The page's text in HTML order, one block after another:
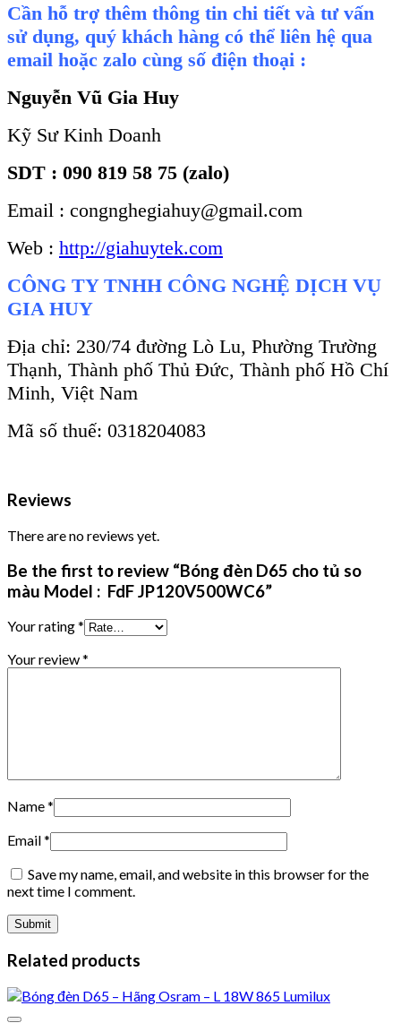
Cần hỗ trợ thêm thông tin chi tiết và tư vấn
sử dụng, quý khách hàng có thể liên hệ qua
email hoặc zalo cùng số điện thoại :
Nguyễn Vũ Gia Huy
Kỹ Sư Kinh Doanh
SDT : 090 819 58 75 (zalo)
Email : congnghegiahuy@gmail.com
Web : http://giahuytek.com
CÔNG TY TNHH CÔNG NGHỆ DỊCH VỤ
GIA HUY
Địa chỉ: 230/74 đường Lò Lu, Phường Trường
Thạnh, Thành phố Thủ Đức, Thành phố Hồ Chí
Minh, Việt Nam
Mã số thuế: 0318204083
Reviews
There are no reviews yet.
Be the first to review “Bóng đèn D65 cho tủ so
màu Model : FdF JP120V500WC6”
Your rating*
Your review*
Name*
Email*
Save my name, email, and website in this browser for the
next time I comment.
Related products